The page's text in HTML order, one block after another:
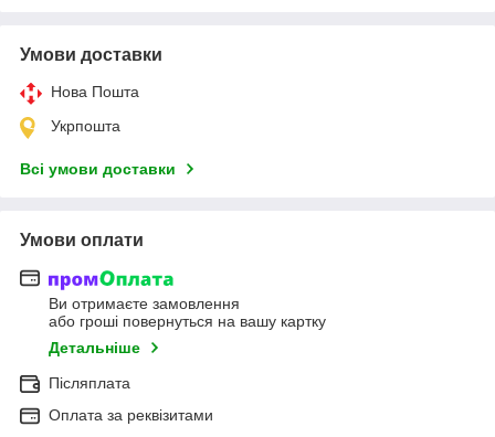
Умови доставки
Нова Пошта
Укрпошта
Всі умови доставки
Умови оплати
Ви отримаєте замовлення
або гроші повернуться на вашу картку
Детальніше
Післяплата
Оплата за реквізитами